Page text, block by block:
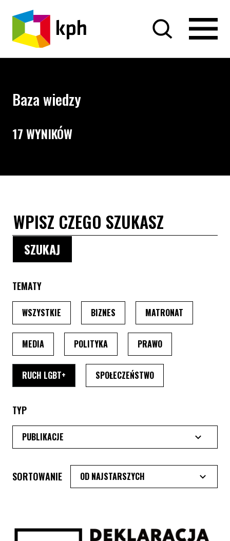
PRZEJDŹ DO TREŚCI
Baza wiedzy
17 WYNIKÓW
Opcje wyszukiwania i filtrowania treści
Wyszukiwarka
TEMATY
WSZYSTKIE PO WYBRANIU TEMATU, STRONA PRZEŁADUJE SIĘ
BIZNES PO WYBRANIU TEMATU, STRONA
MATRONAT
MEDIAPO WYBRANIU TEMATU, STRONA PRZEŁADUJE SIĘ
POLITYKAPO WYBRANIU TEMATU, STRONA
PRAWOPO WYBRANIU
RUCH LGBT+ PO WYBRANIU TEMATU, STRONA PRZEŁADUJE
SPOŁECZEŃSTWOPO WYBRANIU
TYP
SORTOWANIE